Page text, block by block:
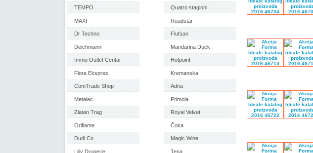
TEMPO
MAXI
Dr Techno
Deichmann
Immo Outlet Centar
Flora Ekspres
ComTrade Shop
Metalac
Zlatan Trag
Oriflame
Dudi Co
Lilly Drogerie
Quatro stagioni
Roadstar
Flufsan
Mandarina Duck
Hotpoint
Kremanska
Adria
Primola
Royal Velvet
Čoka
Magic Wine
Tena